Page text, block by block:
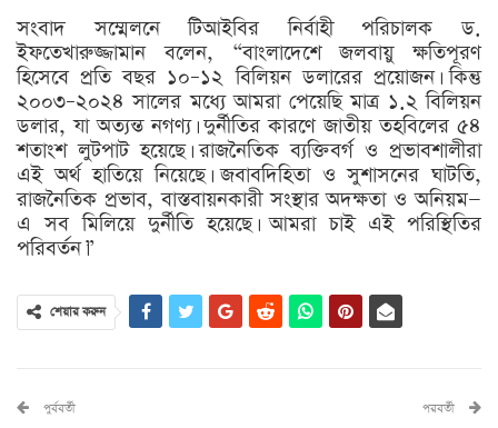
সংবাদ সম্মেলনে টিআইবির নির্বাহী পরিচালক ড.
ইফতেখারুজ্জামান বলেন, “বাংলাদেশে জলবায়ু ক্ষতিপূরণ
হিসেবে প্রতি বছর ১০–১২ বিলিয়ন ডলারের প্রয়োজন। কিন্তু
২০০৩–২০২৪ সালের মধ্যে আমরা পেয়েছি মাত্র ১.২ বিলিয়ন
ডলার, যা অত্যন্ত নগণ্য। দুর্নীতির কারণে জাতীয় তহবিলের ৫৪
শতাংশ লুটপাট হয়েছে। রাজনৈতিক ব্যক্তিবর্গ ও প্রভাবশালীরা
এই অর্থ হাতিয়ে নিয়েছে। জবাবদিহিতা ও সুশাসনের ঘাটতি,
রাজনৈতিক প্রভাব, বাস্তবায়নকারী সংস্থার অদক্ষতা ও অনিয়ম—
এ সব মিলিয়ে দুর্নীতি হয়েছে। আমরা চাই এই পরিস্থিতির
পরিবর্তন।”
শেয়ার করুন
পুর্ববর্তী পরবর্তী